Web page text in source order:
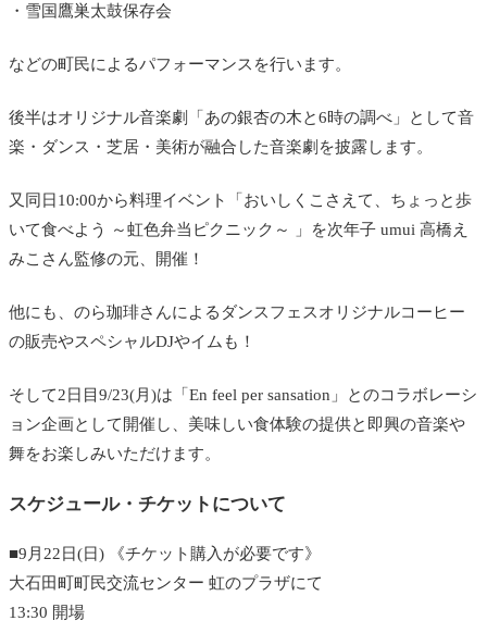
・雪国鷹巣太鼓保存会
などの町民によるパフォーマンスを行います。
後半はオリジナル音楽劇「あの銀杏の木と6時の調べ」として音
楽・ダンス・芝居・美術が融合した音楽劇を披露します。
又同日10:00から料理イベント「おいしくこさえて、ちょっと歩
いて食べよう ～虹色弁当ピクニック～ 」を次年子 umui 高橋え
みこさん監修の元、開催！
他にも、のら珈琲さんによるダンスフェスオリジナルコーヒー
の販売やスペシャルDJやイムも！
そして2日目9/23(月)は「En feel per sansation」とのコラボレーシ
ョン企画として開催し、美味しい食体験の提供と即興の音楽や
舞をお楽しみいただけます。
スケジュール・チケットについて
■9月22日(日) 《チケット購入が必要です》
大石田町町民交流センター 虹のプラザにて
13:30 開場